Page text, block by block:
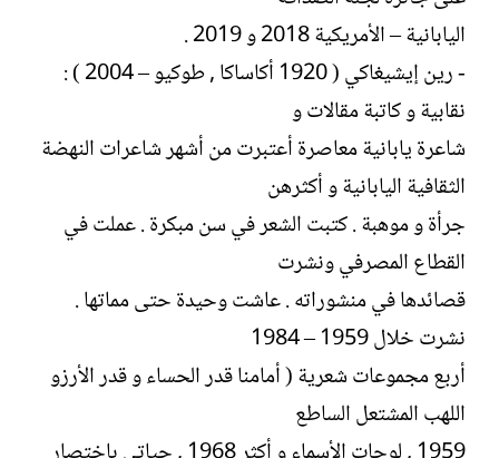
اليابانية – الأمريكية 2018 و 2019 .
- رين إيشيغاكي ( 1920 أكاساكا , طوكيو – 2004 ) :
نقابية و كاتبة مقالات و
شاعرة يابانية معاصرة أعتبرت من أشهر شاعرات النهضة
الثقافية اليابانية و أكثرهن
جرأة و موهبة . كتبت الشعر في سن مبكرة . عملت في
القطاع المصرفي ونشرت
قصائدها في منشوراته . عاشت وحيدة حتى مماتها .
نشرت خلال 1959 – 1984
أربع مجموعات شعرية ( أمامنا قدر الحساء و قدر الأرزو
اللهب المشتعل الساطع